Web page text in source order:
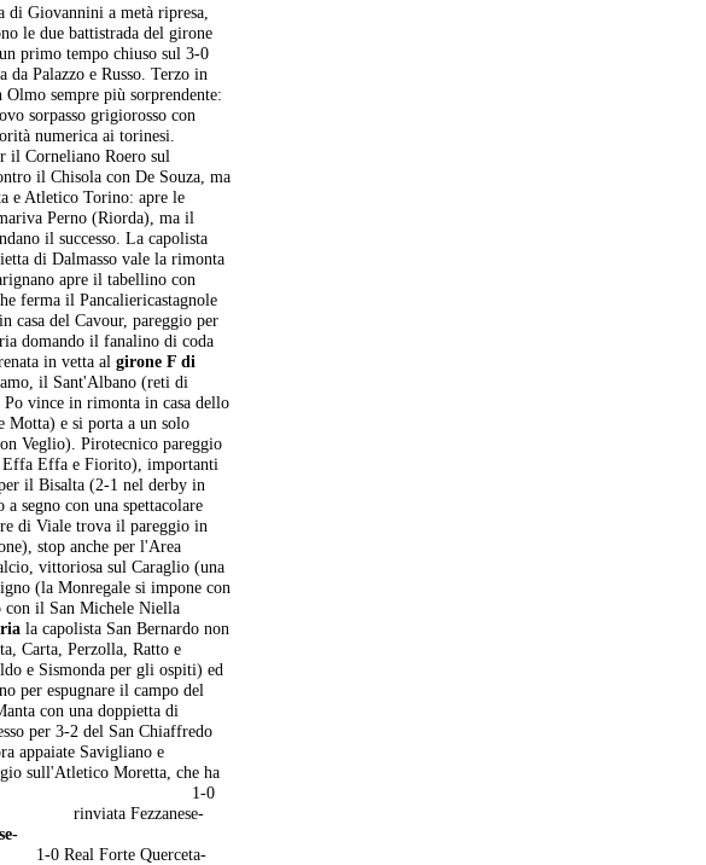
Giovannini a metà ripresa,
le due battistrada del girone
primo tempo chiuso sul 3-0
Palazzo e Russo. Terzo in
sempre più sorprendente:
sorpasso grigiorosso con
numerica ai torinesi.
il Corneliano Roero sul
il Chisola con De Souza, ma
e Atletico Torino: apre le
Perno (Riorda), ma il
il successo. La capolista
di Dalmasso vale la rimonta
apre il tabellino con
ferma il Pancaliericastagnole
casa del Cavour, pareggio per
domando il fanalino di coda
in vetta algirone F di
il Sant'Albano (reti di
vince in rimonta in casa dello
Motta) e si porta a un solo
Veglio). Pirotecnico pareggio
Effa Effa e Fiorito), importanti
il Bisalta (2-1 nel derby in
segno con una spettacolare
di Viale trova il pareggio in
stop anche per l'Area
vittoriosa sul Caraglio (una
(la Monregale si impone con
con il San Michele Niella
la capolista San Bernardo non
Carta, Perzolla, Ratto e
e Sismonda per gli ospiti) ed
per espugnare il campo del
con una doppietta di
per 3-2 del San Chiaffredo
appaiate Savigliano e
sull'Atletico Moretta, che ha
1-0
Fezzanese-
Forte Querceta-